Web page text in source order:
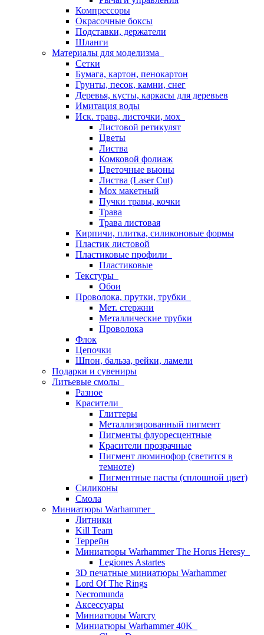
Компрессоры
Окрасочные боксы
Подставки, держатели
Шланги
Материалы для моделизма
Сетки
Бумага, картон, пенокартон
Грунты, песок, камни, снег
Деревья, кусты, каркасы для деревьев
Имитация воды
Иск. трава, листочки, мох
Листовой ретикулят
Цветы
Листва
Комковой фолиаж
Цветочные вьюны
Листва (Laser Cut)
Мох макетный
Пучки травы, кочки
Трава
Трава листовая
Кирпичи, плитка, силиконовые формы
Пластик листовой
Пластиковые профили
Пластиковые
Текстуры
Обои
Проволока, прутки, трубки
Мет. стержни
Металлические трубки
Проволока
Флок
Цепочки
Шпон, бальза, рейки, ламели
Подарки и сувениры
Литьевые смолы
Разное
Красители
Глиттеры
Металлизированный пигмент
Пигменты флуоресцентные
Красители прозрачные
Пигмент люминофор (светится в
темноте)
Пигментные пасты (сплошной цвет)
Силиконы
Смола
Миниатюры Warhammer
Литники
Kill Team
Террейн
Миниатюры Warhammer The Horus Heresy
Legiones Astartes
3D печатные миниатюры Warhammer
Lord Of The Rings
Necromunda
Аксессуары
Миниатюры Warcry
Миниатюры Warhammer 40K